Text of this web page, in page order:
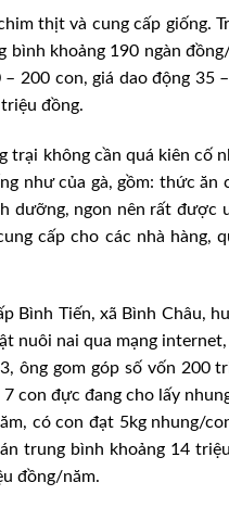
thịt và cung cấp giống.
khoảng 190 ngàn
200 con, giá dao động 35
đồng.
không cần quá kiên cố
như của gà, gồm: thức ăn
dưỡng, ngon nên rất được
cấp cho các nhà hàng,
Bình Tiến, xã Bình Châu,
nuôi nai qua mạng
ông gom góp số vốn 200
con đực đang cho lấy
có con đạt 5kg nhung/
trung bình khoảng 14
đồng/năm.
mầm
Giá khô
cao nhất